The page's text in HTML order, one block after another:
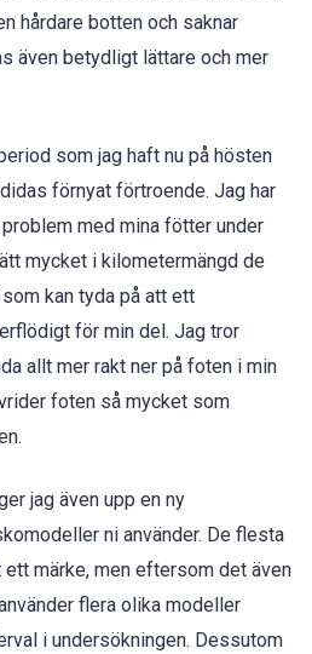
hårdare botten och saknar
även betydligt lättare och mer
som jag haft nu på hösten
förnyat förtroende. Jag har
med mina fötter under
mycket i kilometermängd de
kan tyda på att ett
för min del. Jag tror
allt mer rakt ner på foten i min
foten så mycket som
jag även upp en ny
ni använder. De flesta
ett märke, men eftersom det även
flera olika modeller
i undersökningen. Dessutom